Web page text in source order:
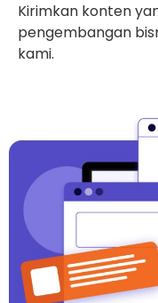
Kirimkan konten
pengembangan
kami.